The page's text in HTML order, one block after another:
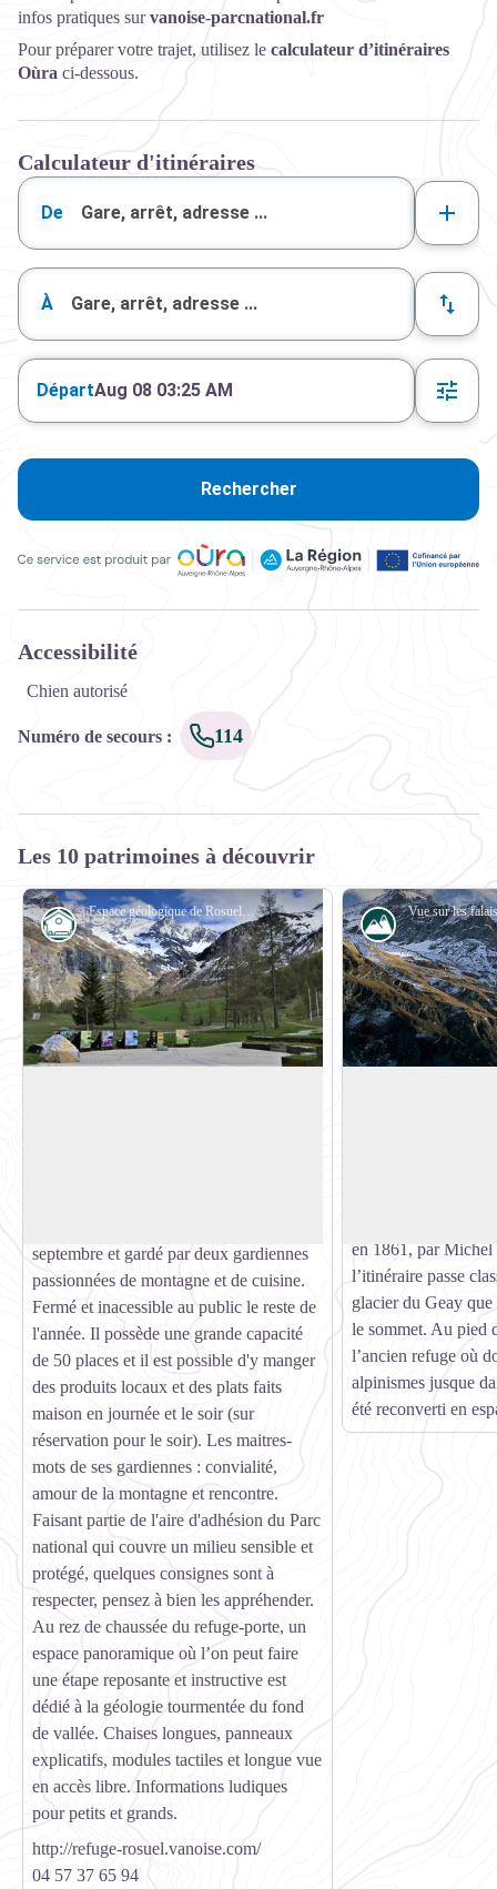
infos pratiques survanoise-parcnational.fr
Pour préparer votre trajet, utilisez le calculateur d’itinéraires
Oùra ci-dessous.
Calculateur d'itinéraires
De
À
DépartAug 08 03:25 AM
Rechercher
Accessibilité
Chien autorisé
Numéro de secours : 114
Les 10 patrimoines à découvrir
Espace géologique de Rosuel - aptv_redac
Refuge
septembre et gardé par deux gardiennes
passionnées de montagne et de cuisine.
Fermé et inacessible au public le reste de
l'année. Il possède une grande capacité
de 50 places et il est possible d'y manger
des produits locaux et des plats faits
maison en journée et le soir (sur
réservation pour le soir). Les maitres-
mots de ses gardiennes : convialité,
amour de la montagne et rencontre.
Faisant partie de l'aire d'adhésion du Parc
national qui couvre un milieu sensible et
protégé, quelques consignes sont à
respecter, pensez à bien les appréhender.
Au rez de chaussée du refuge-porte, un
espace panoramique où l’on peut faire
une étape reposante et instructive est
dédié à la géologie tourmentée du fond
de vallée. Chaises longues, panneaux
explicatifs, modules tactiles et longue vue
en accès libre. Informations ludiques
pour petits et grands.
http://refuge-rosuel.vanoise.com/
04 57 37 65 94
Sommet
en 1861, par
l’itinéraire passe
glacier du Geay que
le sommet. Au pied
l’ancien refuge où
alpinismes jusque
été reconverti en